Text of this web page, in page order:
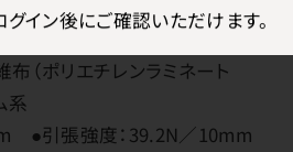
グイン後にご確認いただけます。
（ポリエチレンラミネート
系
●引張強度：39.2N／10mm